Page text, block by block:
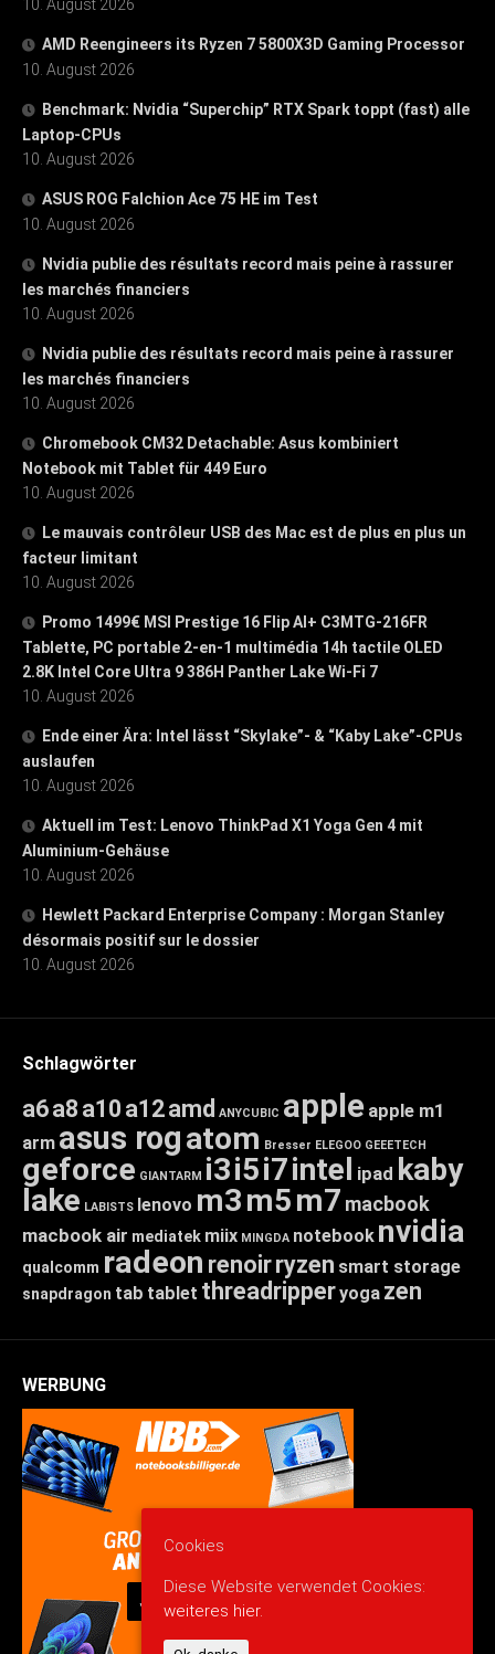
10. August 2026
AMD Reengineers its Ryzen 7 5800X3D Gaming Processor
10. August 2026
Benchmark: Nvidia “Superchip” RTX Spark toppt (fast) alle
Laptop-CPUs
10. August 2026
ASUS ROG Falchion Ace 75 HE im Test
10. August 2026
Nvidia publie des résultats record mais peine à rassurer
les marchés financiers
10. August 2026
Nvidia publie des résultats record mais peine à rassurer
les marchés financiers
10. August 2026
Chromebook CM32 Detachable: Asus kombiniert
Notebook mit Tablet für 449 Euro
10. August 2026
Le mauvais contrôleur USB des Mac est de plus en plus un
facteur limitant
10. August 2026
Promo 1499€ MSI Prestige 16 Flip AI+ C3MTG-216FR
Tablette, PC portable 2-en-1 multimédia 14h tactile OLED
2.8K Intel Core Ultra 9 386H Panther Lake Wi-Fi 7
10. August 2026
Ende einer Ära: Intel lässt “Skylake”- & “Kaby Lake”-CPUs
auslaufen
10. August 2026
Aktuell im Test: Lenovo ThinkPad X1 Yoga Gen 4 mit
Aluminium-Gehäuse
10. August 2026
Hewlett Packard Enterprise Company : Morgan Stanley
désormais positif sur le dossier
10. August 2026
Schlagwörter
a6a8 a10 a12amd ANYCUBIC apple apple m1
arm asus rogatom Bresser ELEGOO GEEETECH
geforce GIANTARM i3i5i7intel ipad kaby
lake LABISTS lenovo m3m5m7 macbook
macbook air mediatek miix MINGDA notebook nvidia
qualcomm radeon renoirryzen smart storage
snapdragon tab tablet threadripperyoga zen
WERBUNG
Cookies
Diese Website verwendet Cookies:
weiteres hier.